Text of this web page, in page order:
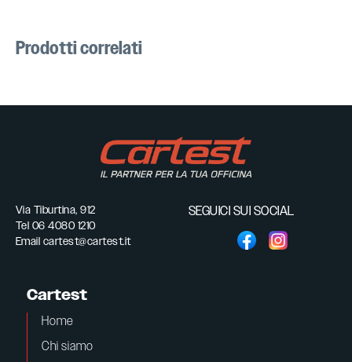
Prodotti correlati
Via Tiburtina, 912
Tel 06 4080 1210
Email cartest@cartest.it
SEGUICI SUI SOCIAL
Cartest
Home
Chi siamo